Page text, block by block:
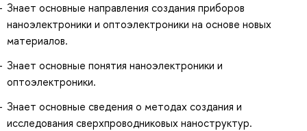
Знает основные направления создания приборов
наноэлектроники и оптоэлектроники на основе новых
материалов.
Знает основные понятия наноэлектроники и
оптоэлектроники.
Знает основные сведения о методах создания и
исследования сверхпроводниковых наноструктур.